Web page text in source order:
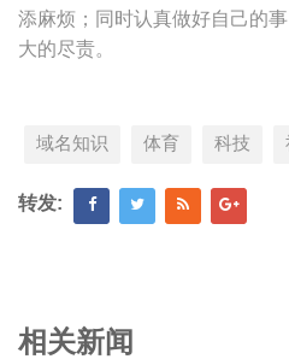
添麻烦；同时认真做好自己的
大的尽责。
域名知识 体育 科技
转发:
相关新闻